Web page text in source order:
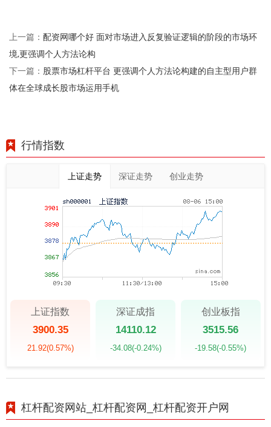
上一篇： 配资网哪个好 面对市场进入反复验证逻辑的阶段的市场环
境,更强调个人方法论构
下一篇： 股票市场杠杆平台 更强调个人方法论构建的自主型用户群
体在全球成长股市场运用手机
行情指数
上证走势 深证走势 创业走势
上证指数
3900.35
21.92(0.57%)
深证成指
14110.12
-34.08(-0.24%)
创业板指
3515.56
-19.58(-0.55%)
杠杆配资网站_杠杆配资网_杠杆配资开户网